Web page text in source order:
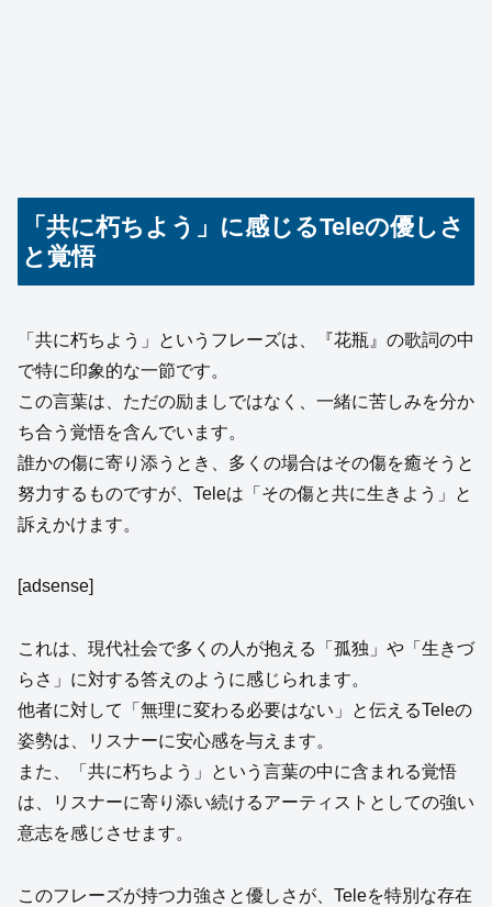
「共に朽ちよう」に感じるTeleの優しさ
と覚悟
「共に朽ちよう」というフレーズは、『花瓶』の歌詞の中
で特に印象的な一節です。
この言葉は、ただの励ましではなく、一緒に苦しみを分か
ち合う覚悟を含んでいます。
誰かの傷に寄り添うとき、多くの場合はその傷を癒そうと
努力するものですが、Teleは「その傷と共に生きよう」と
訴えかけます。
[adsense]
これは、現代社会で多くの人が抱える「孤独」や「生きづ
らさ」に対する答えのように感じられます。
他者に対して「無理に変わる必要はない」と伝えるTeleの
姿勢は、リスナーに安心感を与えます。
また、「共に朽ちよう」という言葉の中に含まれる覚悟
は、リスナーに寄り添い続けるアーティストとしての強い
意志を感じさせます。
このフレーズが持つ力強さと優しさが、Teleを特別な存在